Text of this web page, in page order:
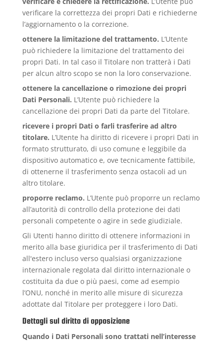
verificare la correttezza dei propri Dati e richiederne
l’aggiornamento o la correzione.
ottenere la limitazione del trattamento. L’Utente
può richiedere la limitazione del trattamento dei
propri Dati. In tal caso il Titolare non tratterà i Dati
per alcun altro scopo se non la loro conservazione.
ottenere la cancellazione o rimozione dei propri
Dati Personali. L’Utente può richiedere la
cancellazione dei propri Dati da parte del Titolare.
ricevere i propri Dati o farli trasferire ad altro
titolare. L’Utente ha diritto di ricevere i propri Dati in
formato strutturato, di uso comune e leggibile da
dispositivo automatico e, ove tecnicamente fattibile,
di ottenerne il trasferimento senza ostacoli ad un
altro titolare.
proporre reclamo. L’Utente può proporre un reclamo
all’autorità di controllo della protezione dei dati
personali competente o agire in sede giudiziale.
Gli Utenti hanno diritto di ottenere informazioni in
merito alla base giuridica per il trasferimento di Dati
all'estero incluso verso qualsiasi organizzazione
internazionale regolata dal diritto internazionale o
costituita da due o più paesi, come ad esempio
l’ONU, nonché in merito alle misure di sicurezza
adottate dal Titolare per proteggere i loro Dati.
Dettagli sul diritto di opposizione
Quando i Dati Personali sono trattati nell’interesse